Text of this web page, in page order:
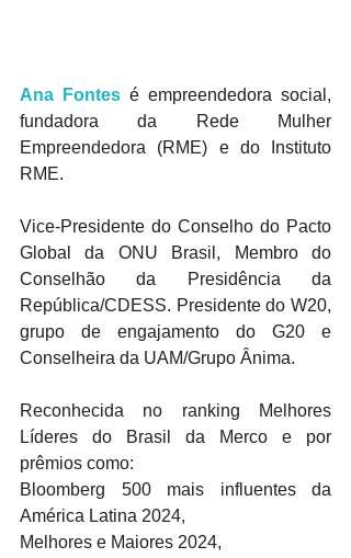
Ana Fontes é empreendedora social,
fundadora da Rede Mulher
Empreendedora (RME) e do Instituto
RME.
Vice-Presidente do Conselho do Pacto
Global da ONU Brasil, Membro do
Conselhão da Presidência da
República/CDESS. Presidente do W20,
grupo de engajamento do G20 e
Conselheira da UAM/Grupo Ânima.
Reconhecida no ranking Melhores
Líderes do Brasil da Merco e por
prêmios como:
Bloomberg 500 mais influentes da
América Latina 2024,
Melhores e Maiores 2024,